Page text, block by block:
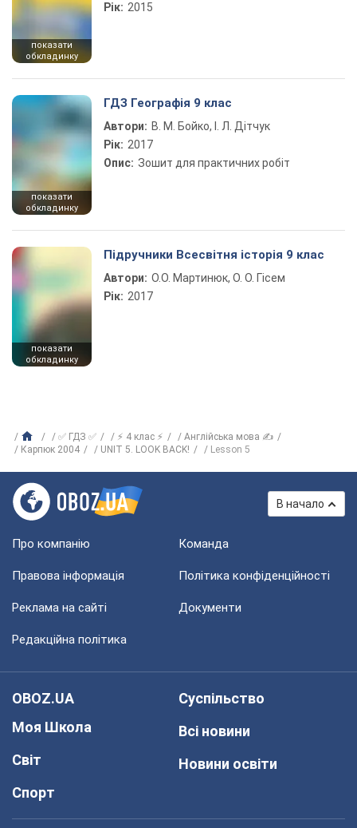
показати
обкладинку
Рік: 2015
показати
обкладинку
ГДЗ Географія 9 клас
Автори: В. М. Бойко, І. Л. Дітчук
Рік: 2017
Опис: Зошит для практичних робіт
показати
обкладинку
Підручники Всесвітня історія 9 клас
Автори: О.О. Мартинюк, О. О. Гісем
Рік: 2017
✅ ГДЗ ✅ ⚡ 4 клас ⚡
Англійська мова ✍
Карпюк 2004
UNIT 5. LOOK BACK! Lesson 5
В начало
Про компанію Команда
Правова інформація Політика конфіденційності
Реклама на сайті Документи
Редакційна політика
OBOZ.UA
Моя Школа
Світ
Спорт
Суспільство
Всі новини
Новини освіти